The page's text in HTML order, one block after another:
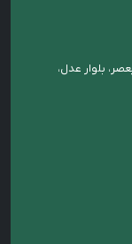
بلوار عدل،